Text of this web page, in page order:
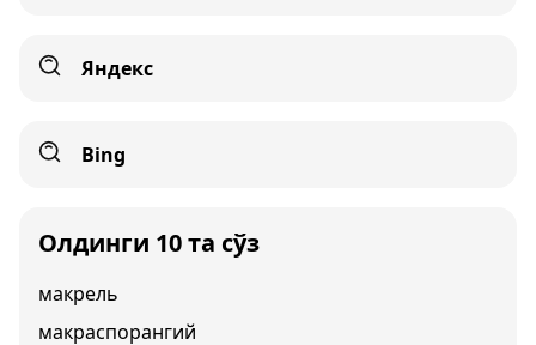
Яндекс
Bing
Олдинги 10 та сўз
макрель
макраспорангий